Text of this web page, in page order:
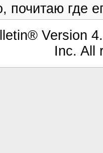
почитаю где
Version
Inc. All